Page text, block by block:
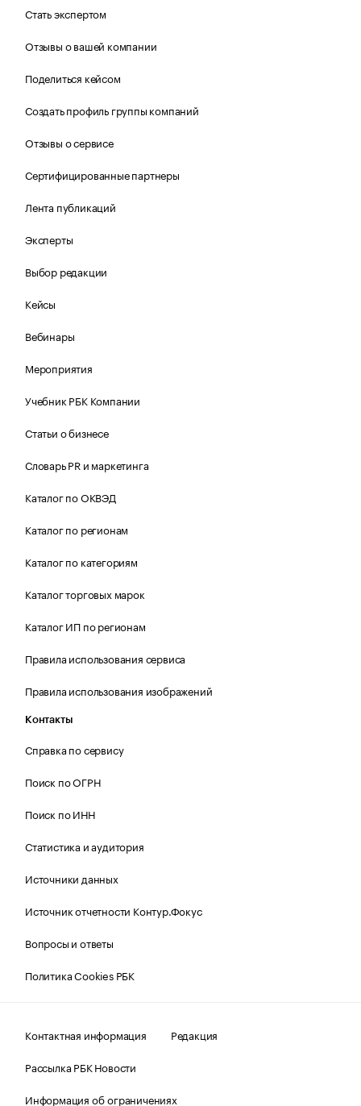
Стать экспертом
Отзывы о вашей компании
Поделиться кейсом
Создать профиль группы компаний
Отзывы о сервисе
Сертифицированные партнеры
Лента публикаций
Эксперты
Выбор редакции
Кейсы
Вебинары
Мероприятия
Учебник РБК Компании
Статьи о бизнесе
Словарь PR и маркетинга
Каталог по ОКВЭД
Каталог по регионам
Каталог по категориям
Каталог торговых марок
Каталог ИП по регионам
Правила использования сервиса
Правила использования изображений
Контакты
Справка по сервису
Поиск по ОГРН
Поиск по ИНН
Статистика и аудитория
Источники данных
Источник отчетности Контур.Фокус
Вопросы и ответы
Политика Cookies РБК
Контактная информация
Редакция
Рассылка РБК Новости
Информация об ограничениях